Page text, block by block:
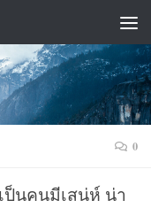
0
ป็นคนมีเสน่ห์ น่า